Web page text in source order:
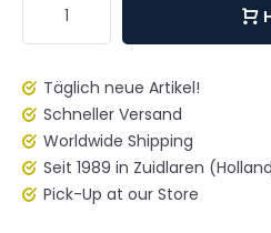
Täglich neue Artikel!
Schneller Versand
Worldwide Shipping
Seit 1989 in Zuidlaren
Pick-Up at our Store